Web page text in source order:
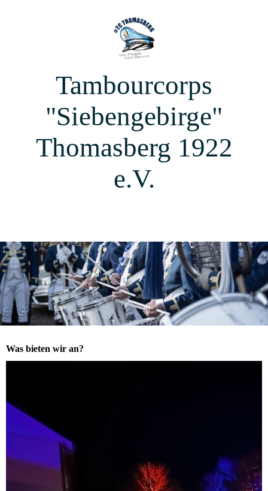
Tambourcorps
"Siebengebirge"
Thomasberg 1922
e.V.
Was bieten wir an?